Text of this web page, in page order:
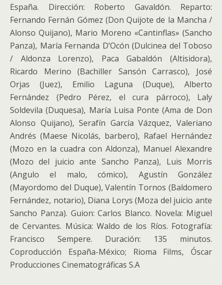
España. Dirección: Roberto Gavaldón. Reparto:
Fernando Fernán Gómez (Don Quijote de la Mancha /
Alonso Quijano), Mario Moreno «Cantinflas» (Sancho
Panza), María Fernanda D’Ocón (Dulcinea del Toboso
/ Aldonza Lorenzo), Paca Gabaldón (Altisidora),
Ricardo Merino (Bachiller Sansón Carrasco), José
Orjas (Juez), Emilio Laguna (Duque), Alberto
Fernández (Pedro Pérez, el cura párroco), Laly
Soldevila (Duquesa), María Luisa Ponte (Ama de Don
Alonso Quijano), Serafín García Vázquez, Valeriano
Andrés (Maese Nicolás, barbero), Rafael Hernández
(Mozo en la cuadra con Aldonza), Manuel Alexandre
(Mozo del juicio ante Sancho Panza), Luis Morris
(Angulo el malo, cómico), Agustín González
(Mayordomo del Duque), Valentín Tornos (Baldomero
Fernández, notario), Diana Lorys (Moza del juicio ante
Sancho Panza). Guion: Carlos Blanco. Novela: Miguel
de Cervantes. Música: Waldo de los Ríos. Fotografía:
Francisco Sempere. Duración: 135 minutos.
Coproducción España-México; Rioma Films, Óscar
Producciones Cinematográficas S.A